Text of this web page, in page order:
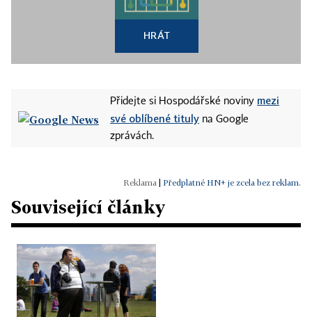
HRÁT
Přidejte si Hospodářské noviny mezi
své oblíbené tituly na Google
zprávách.
Předplatné HN+ je zcela bez reklam.
Související články